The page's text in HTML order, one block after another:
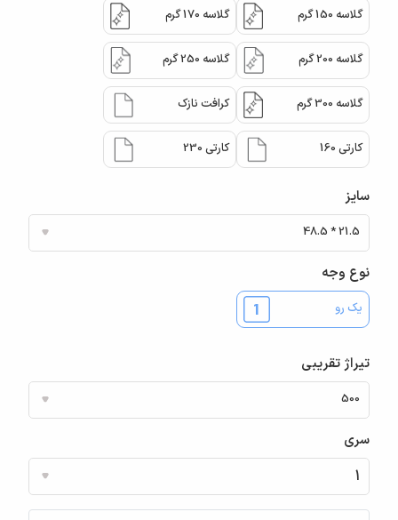
گلاسه 150 گرم گلاسه 170 گرم
گلاسه 200 گرم گلاسه 250 گرم
گلاسه 300 گرم کرافت نازک
کارتی 160 کارتی 230
سایز
نوع وجه
یک رو
تیراژ تقریبی
سری